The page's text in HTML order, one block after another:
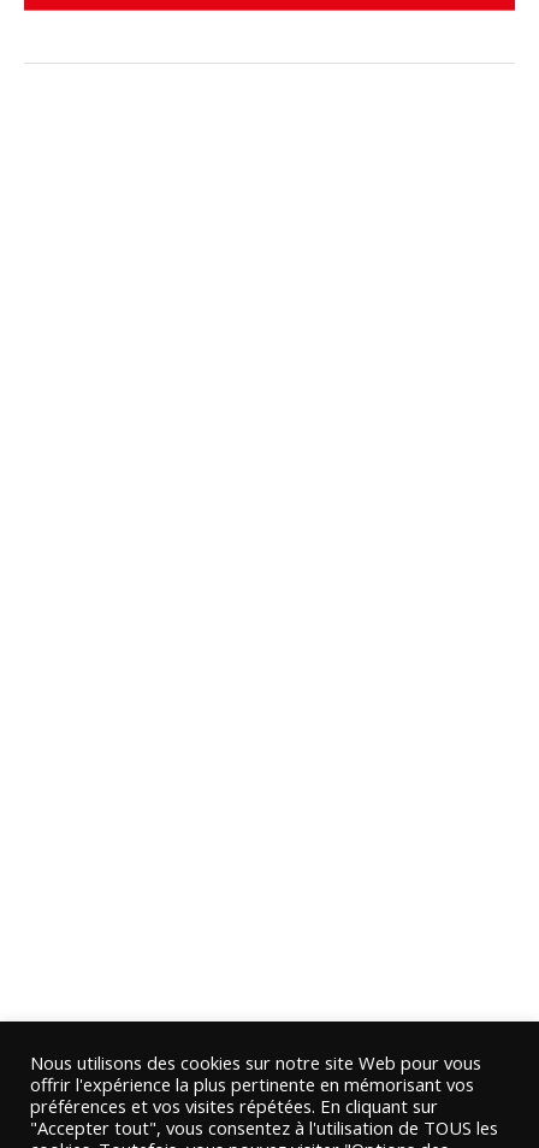
Nous utilisons des cookies sur notre site Web pour vous
offrir l'expérience la plus pertinente en mémorisant vos
préférences et vos visites répétées. En cliquant sur
"Accepter tout", vous consentez à l'utilisation de TOUS les